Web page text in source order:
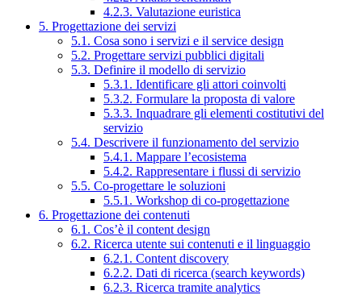
4.2.3. Valutazione euristica
5. Progettazione dei servizi
5.1. Cosa sono i servizi e il service design
5.2. Progettare servizi pubblici digitali
5.3. Definire il modello di servizio
5.3.1. Identificare gli attori coinvolti
5.3.2. Formulare la proposta di valore
5.3.3. Inquadrare gli elementi costitutivi del
servizio
5.4. Descrivere il funzionamento del servizio
5.4.1. Mappare l’ecosistema
5.4.2. Rappresentare i flussi di servizio
5.5. Co-progettare le soluzioni
5.5.1. Workshop di co-progettazione
6. Progettazione dei contenuti
6.1. Cos’è il content design
6.2. Ricerca utente sui contenuti e il linguaggio
6.2.1. Content discovery
6.2.2. Dati di ricerca (search keywords)
6.2.3. Ricerca tramite analytics